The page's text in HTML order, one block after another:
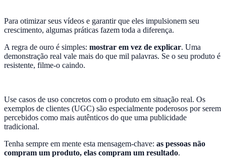
Para otimizar seus vídeos e garantir que eles impulsionem seu
crescimento, algumas práticas fazem toda a diferença.
A regra de ouro é simples: mostrar em vez de explicar. Uma
demonstração real vale mais do que mil palavras. Se o seu produto é
resistente, filme-o caindo.
Use casos de uso concretos com o produto em situação real. Os
exemplos de clientes (UGC) são especialmente poderosos por serem
percebidos como mais autênticos do que uma publicidade
tradicional.
Tenha sempre em mente esta mensagem-chave: as pessoas não
compram um produto, elas compram um resultado.